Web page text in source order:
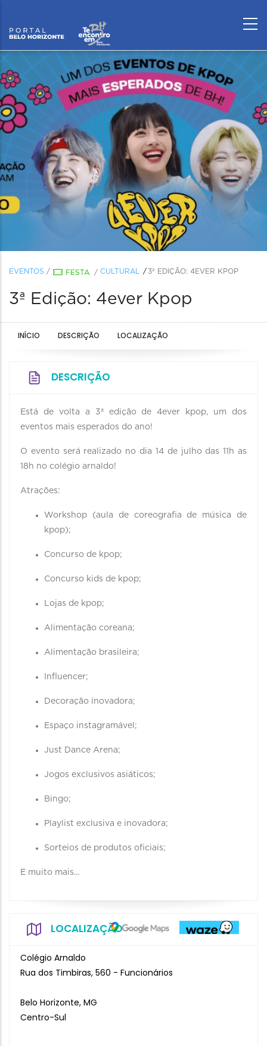
EVENTOS / FESTA / CULTURAL 3ª EDIÇÃO: 4EVER KPOP
3ª Edição: 4ever Kpop
INÍCIO DESCRIÇÃO LOCALIZAÇÃO
DESCRIÇÃO
Está de volta a 3ª edição de 4ever kpop, um dos
eventos mais esperados do ano!
O evento será realizado no dia 14 de julho das 11h as
18h no colégio arnaldo!
Atrações:
Workshop (aula de coreografia de música de
kpop);
Concurso de kpop;
Concurso kids de kpop;
Lojas de kpop;
Alimentação coreana;
Alimentação brasileira;
Influencer;
Decoração inovadora;
Espaço instagramável;
Just Dance Arena;
Jogos exclusivos asiáticos;
Bingo;
Playlist exclusiva e inovadora;
Sorteios de produtos oficiais;
E muito mais...
LOCALIZAÇÃO
Colégio Arnaldo
Rua dos Timbiras, 560 - Funcionários
Belo Horizonte, MG
Centro-Sul